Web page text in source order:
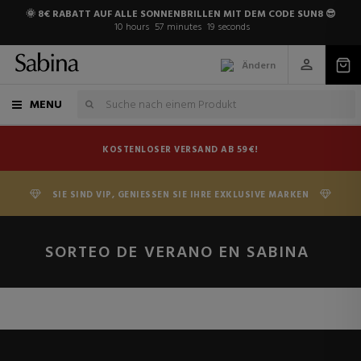
🌞 8€ RABATT AUF ALLE SONNENBRILLEN MIT DEM CODE SUN8 😎
10 hours 57 minutes 19 seconds
Ändern
MENU
KOSTENLOSER VERSAND AB 59€!
SIE SIND VIP, GENIESSEN SIE IHRE EXKLUSIVE MARKEN
SORTEO DE VERANO EN SABINA